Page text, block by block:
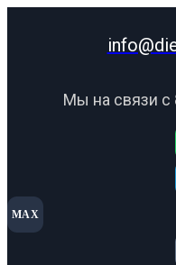
Мы на связи с
MAX